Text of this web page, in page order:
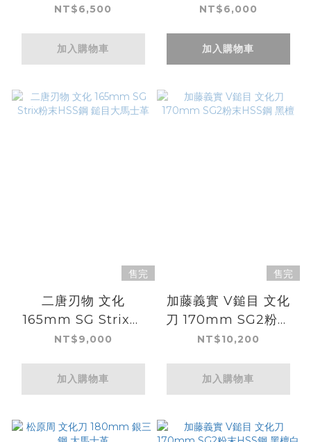
NT$6,500
加入購物車
大馬士革
NT$6,000
加入購物車
售完
二唐刃物 文化
165mm SG Strix粉
末HSS鋼 鎚目大馬士
NT$9,000
加入購物車
售完
加藤義實 V鎚目 文化
刀 170mm SG2粉末
HSS鋼 黑檀
NT$10,200
加入購物車